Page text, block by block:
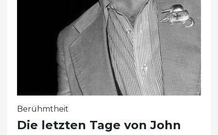
Berühmtheit
Die letzten Tage von John